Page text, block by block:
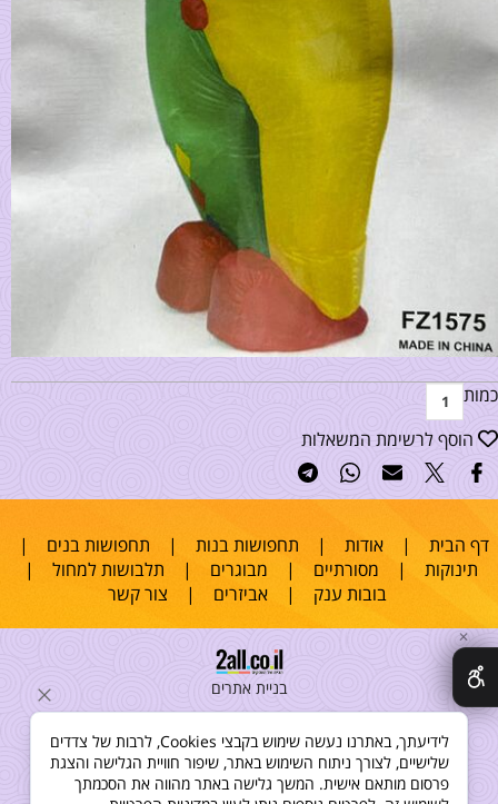
כמות
הוסף לרשימת המשאלות
דף הבית |אודות | תחפושות בנות | תחפושות בנים |
תינוקות | מסורתיים | מבוגרים | תלבושות למחול |
בובות ענק |אביזרים | צור קשר
בניית אתרים
✕
לידיעתך, באתרנו נעשה שימוש בקבצי Cookies, לרבות של צדדים
שלישיים, לצורך ניתוח השימוש באתר, שיפור חוויית הגלישה והצגת
פרסום מותאם אישית. המשך גלישה באתר מהווה את הסכמתך